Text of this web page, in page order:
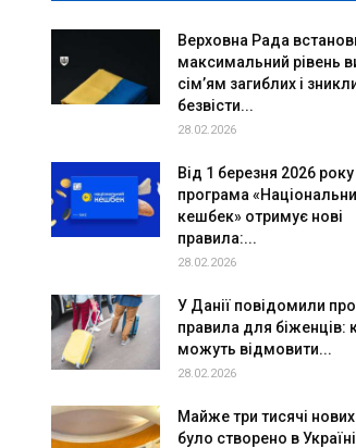
Верховна Рада
максимальний рівень
сім’ям загиблих і
безвісти...
28.02.2026
Від 1 березня 2026 року
програма
кешбек» отримує нові
правила:...
28.02.2026
У Данії повідомили про
правила для біженців:
можуть відмовити...
28.02.2026
Майже три тисячі
було створено в Україні